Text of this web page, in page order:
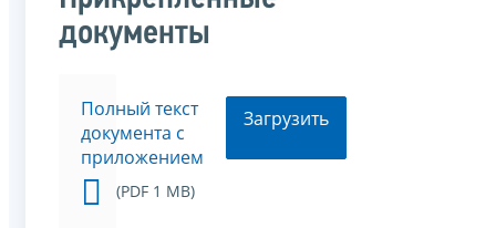
документы
Полный текст
документа с
приложением
(PDF 1 MB)
Загрузить